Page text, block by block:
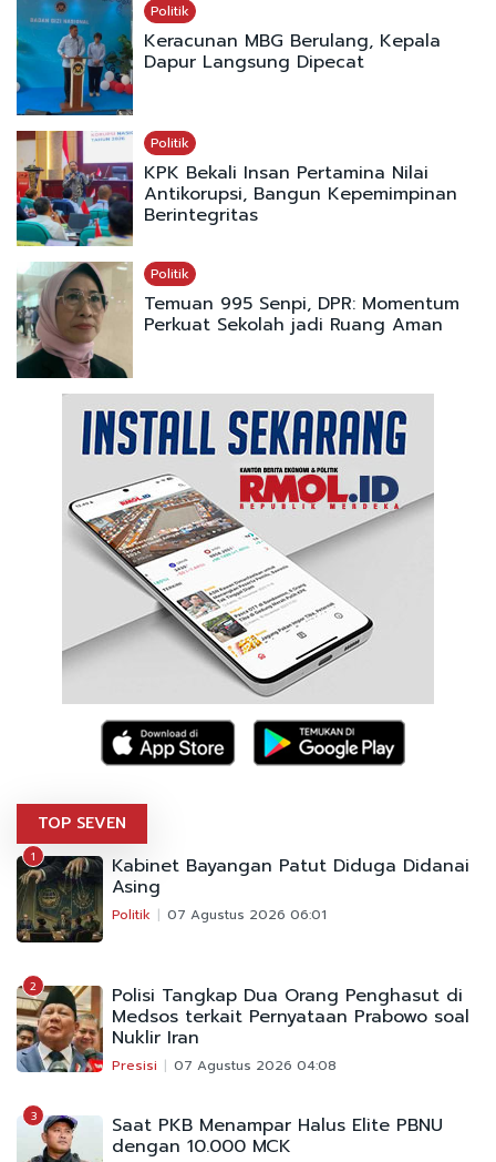
Politik
Keracunan MBG Berulang, Kepala
Dapur Langsung Dipecat
Politik
KPK Bekali Insan Pertamina Nilai
Antikorupsi, Bangun Kepemimpinan
Berintegritas
Politik
Temuan 995 Senpi, DPR: Momentum
Perkuat Sekolah jadi Ruang Aman
TOP SEVEN
1 Kabinet Bayangan Patut Diduga Didanai
Asing
Politik 07 Agustus 2026 06:01
2 Polisi Tangkap Dua Orang Penghasut di
Medsos terkait Pernyataan Prabowo soal
Nuklir Iran
Presisi 07 Agustus 2026 04:08
3 Saat PKB Menampar Halus Elite PBNU
dengan 10.000 MCK